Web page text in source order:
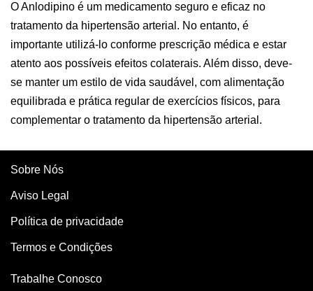
O Anlodipino é um medicamento seguro e eficaz no
tratamento da hipertensão arterial. No entanto, é
importante utilizá-lo conforme prescrição médica e estar
atento aos possíveis efeitos colaterais. Além disso, deve-
se manter um estilo de vida saudável, com alimentação
equilibrada e prática regular de exercícios físicos, para
complementar o tratamento da hipertensão arterial.
Sobre Nós
Aviso Legal
Política de privacidade
Termos e Condições
Trabalhe Conosco